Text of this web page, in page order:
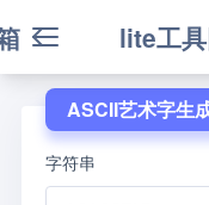
lite工
ASCII艺术字生
字符串